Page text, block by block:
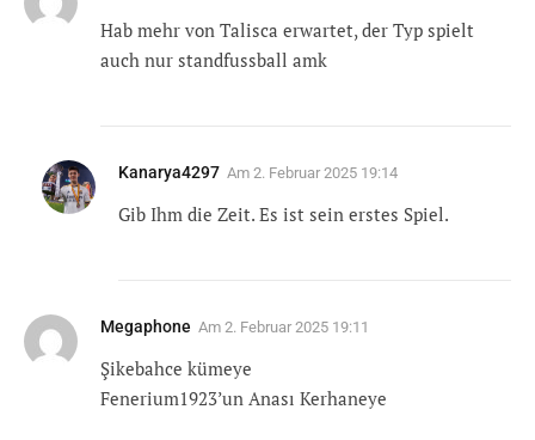
Hab mehr von Talisca erwartet, der Typ spielt
auch nur standfussball amk
Kanarya4297 Am 2. Februar 2025 19:14
Gib Ihm die Zeit. Es ist sein erstes Spiel.
Megaphone Am 2. Februar 2025 19:11
Şikebahce kümeye
Fenerium1923’un Anası Kerhaneye